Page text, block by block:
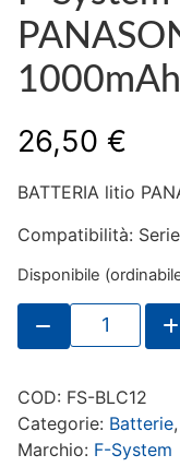
1000mAh
26,50 €
BATTERIA litio
Compatibilità:
Disponibile
F-
System
BATTERIA
DMW-
BLC12
1000mAh
quantità
COD: FS-BLC12
Categorie: Batterie,
Marchio: F-System